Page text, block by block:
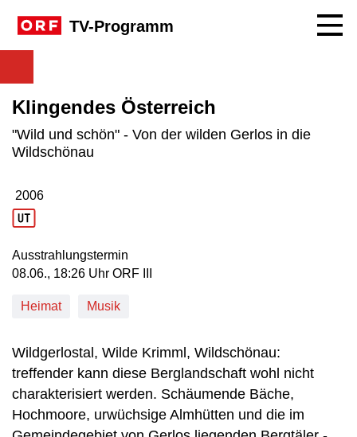
TV-Programm
Klingendes Österreich
"Wild und schön" - Von der wilden Gerlos in die
Wildschönau
Produktionsjahr: 2006
2006
Ausstrahlungstermin
08. Juni, 18:26 Uhr in ORF III
08.06., 18:26 Uhr ORF III
Heimat Musik
Wildgerlostal, Wilde Krimml, Wildschönau:
treffender kann diese Berglandschaft wohl nicht
charakterisiert werden. Schäumende Bäche,
Hochmoore, urwüchsige Almhütten und die im